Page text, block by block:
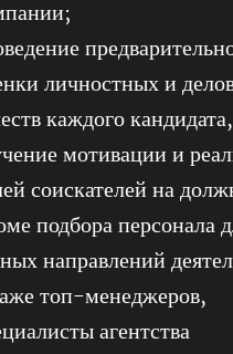
личностных и
каждого кандидата,
мотивации и
соискателей на
подбора персонала
направлений
топ-менеджеров,
агентства